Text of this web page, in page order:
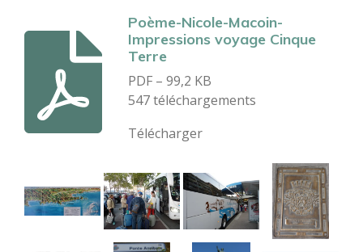
Poème-Nicole-Macoin-
Impressions voyage Cinque
Terre
PDF – 99,2 KB
547 téléchargements
Télécharger